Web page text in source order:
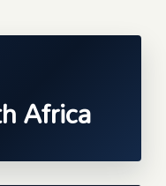
Africa